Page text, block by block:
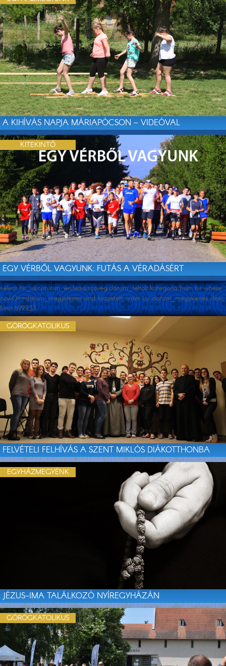
A KIHÍVÁS NAPJA MÁRIAPÓCSON – VIDEÓVAL
EGY VÉRBŐL VAGYUNK: FUTÁS A VÉRADÁSÉRT
KITEKINTŐ
select hir_id,cim,cim_en,lead,szoveg,datum_feltolt,kategoria from hir where
now()>=datum_megjelenes and kozzetett order by datum_megjelenes desc
limit 6999,33
FELVÉTELI FELHÍVÁS A SZENT MIKLÓS DIÁKOTTHONBA
GÖRÖGKATOLIKUS
JÉZUS-IMA TALÁLKOZÓ NYÍREGYHÁZÁN
EGYHÁZMEGYÉNK
GÖRÖGKATOLIKUS